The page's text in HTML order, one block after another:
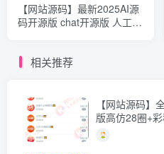
【网站源码】最新2025AI源
码开源版 chat开源版 人工智
相关推荐
【网站源码】
版高仿28圈+